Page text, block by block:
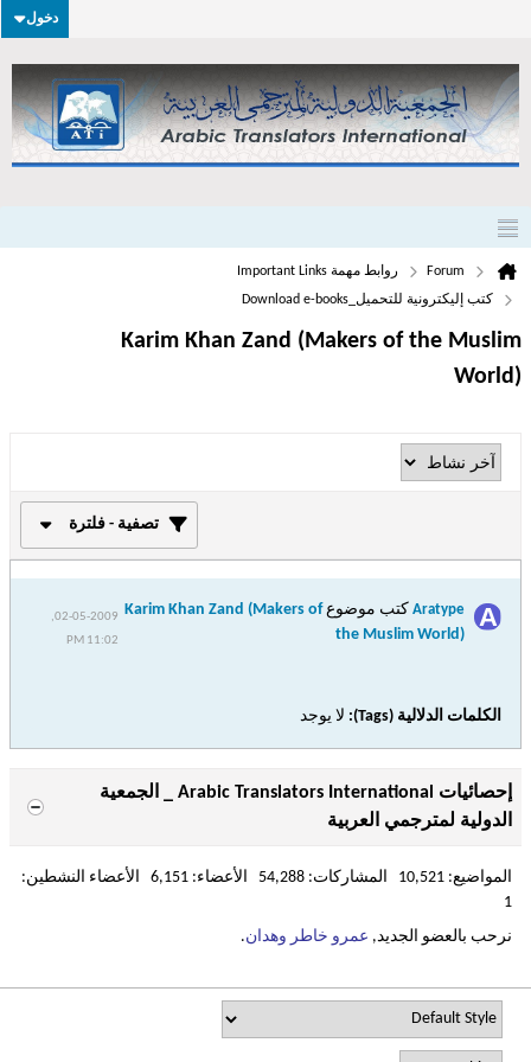
دخول
Forum
روابط مهمة Important Links
كتب إليكترونية للتحميل_Download e-books
Karim Khan Zand (Makers of the Muslim
World)
تصفية - فلترة
Aratype كتب موضوعKarim Khan Zand (Makers of
the Muslim World)
02-05-2009,
11:02 PM
الكلمات الدلالية (Tags): لا يوجد
إحصائيات Arabic Translators International _ الجمعية
الدولية لمترجمي العربية
المواضيع: 10,521 المشاركات: 54,288 الأعضاء: 6,151 الأعضاء النشطين:
1
نرحب بالعضو الجديد, عمرو خاطر وهدان.